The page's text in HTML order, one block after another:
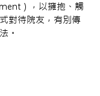
），以擁抱、觸
對待院友，有別傳
。